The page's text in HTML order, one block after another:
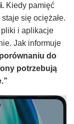
Kiedy pamięć
się ociężałe.
i aplikacje
Jak informuje
do
potrzebują